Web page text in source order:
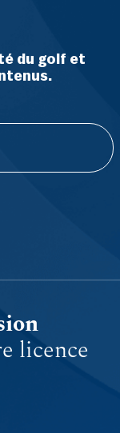
du golf et
licence